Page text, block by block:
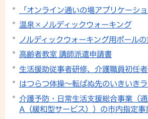
「オンライン通いの場アプリケーシ
温泉×ノルディックウォーキング
ノルディックウォーキング用ポール
高齢者教室 講師派遣申請書
生活援助従事者研修、介護職員初任
はつらつ体操～転ばぬ先のいきいき
介護予防・日常生活支援総合事業（
A（緩和型サービス））の市内指定事